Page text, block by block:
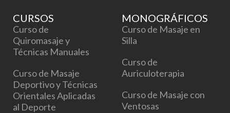
CURSOS
Curso de
Quiromasaje y
Técnicas Manuales
Curso de Masaje
Deportivo y Técnicas
Orientales Aplicadas
al Deporte
MONOGRÁFICOS
Curso de Masaje en
Silla
Curso de
Auriculoterapia
Curso de Masaje con
Ventosas